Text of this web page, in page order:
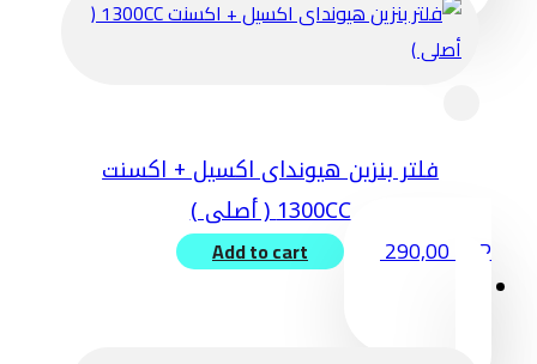
فلتر بنزين هيونداى اكسيل + اكسنت
1300CC ( أصلى )
290,00EGP
Add to cart